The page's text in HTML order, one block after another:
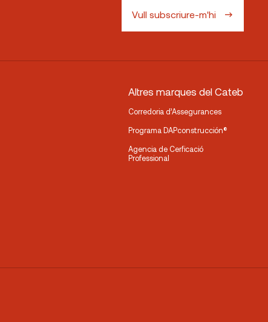
Vull subscriure-m'hi
Altres marques del Cateb
Corredoria d’Assegurances
Programa DAPconstrucción®
Agencia de Cerficació
Professional